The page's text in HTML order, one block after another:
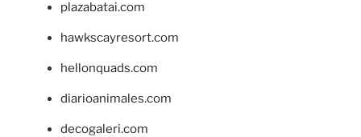
plazabatai.com
hawkscayresort.com
hellonquads.com
diarioanimales.com
decogaleri.com